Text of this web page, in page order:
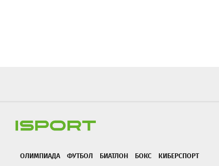
ОЛИМПИАДА ФУТБОЛ БИАТЛОН БОКС
КИБЕРСПОРТ